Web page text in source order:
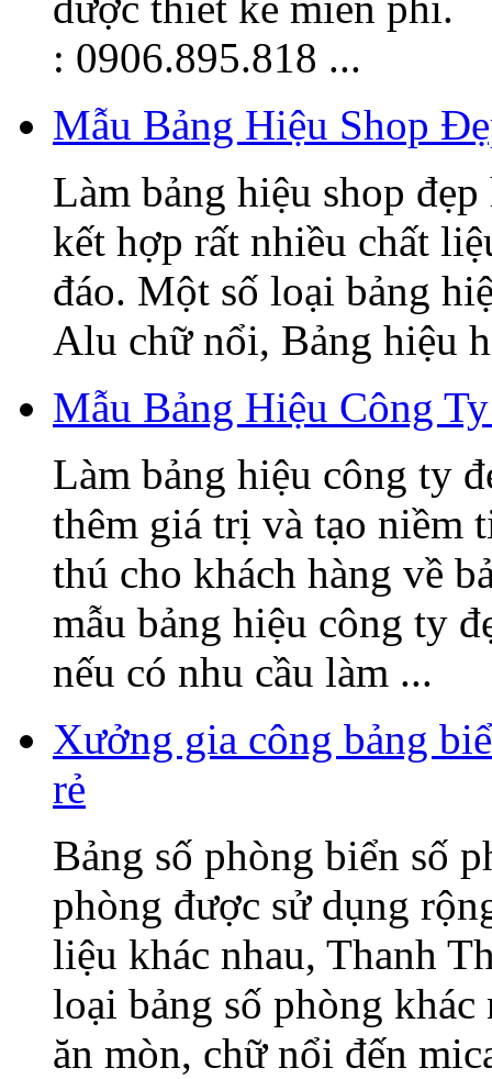
: 0906.895.818 ...
Mẫu Bảng Hiệu Shop
Làm bảng hiệu shop
kết hợp rất nhiều chất
đáo. Một số loại bảng
Alu chữ nổi, Bảng hiệu
Mẫu Bảng Hiệu Công
Làm bảng hiệu công ty
thêm giá trị và tạo niềm
thú cho khách hàng về
mẫu bảng hiệu công ty
nếu có nhu cầu làm ...
Xưởng gia công bảng
rẻ
Bảng số phòng biển số
phòng được sử dụng
liệu khác nhau, Thanh
loại bảng số phòng
ăn mòn, chữ nổi đến